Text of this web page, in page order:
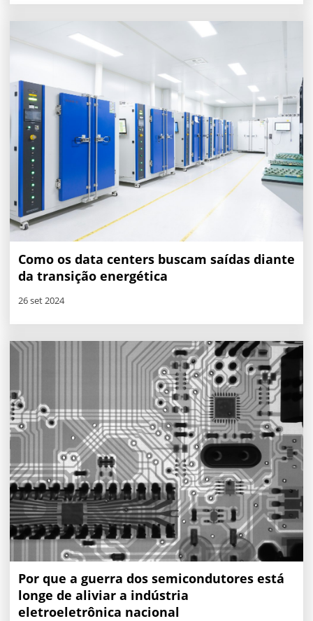
Como os data centers buscam saídas diante
da transição energética
26 set 2024
Por que a guerra dos semicondutores está
longe de aliviar a indústria
eletroeletrônica nacional